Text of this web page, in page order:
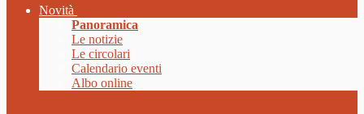
Novità
Panoramica
Le notizie
Le circolari
Calendario eventi
Albo online